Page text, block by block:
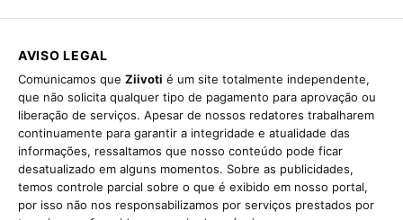
AVISO LEGAL
Comunicamos que Ziivoti é um site totalmente independente,
que não solicita qualquer tipo de pagamento para aprovação ou
liberação de serviços. Apesar de nossos redatores trabalharem
continuamente para garantir a integridade e atualidade das
informações, ressaltamos que nosso conteúdo pode ficar
desatualizado em alguns momentos. Sobre as publicidades,
temos controle parcial sobre o que é exibido em nosso portal,
por isso não nos responsabilizamos por serviços prestados por